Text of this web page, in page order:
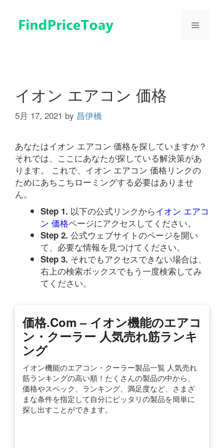
メ
イオン エアコン 価格
5月 17, 2021 by 昌伊橋
あなたはイオン エアコン 価格を探していますか？
それでは、ここにあなたが探している解決策があ
ります。 これで、イオン エアコン 価格リンクの
ためにあちこちローミングする必要はありませ
ん。
Step 1. 以下の公式リンクからイオン エアコ
ン 価格ページにアクセスしてください。
Step 2. 公式ウェブサイトのページを開い
て、必要な情報を見つけてください。
Step 3. それでもアクセスできない場合は、
右上の検索ボックスでもう一度検索してみ
てください。
価格.com – イオン機能のエアコ
ン・クーラー 人気売れ筋ランキ
ング
イオン機能のエアコン・クーラー製品一覧 人気売れ
筋ランキングの高い順！たくさんの製品の中から、
価格やスペック、ランキング、満足度など、さまざ
まな条件を指定して自分にピッタリの製品を簡単に
探し出すことができます。